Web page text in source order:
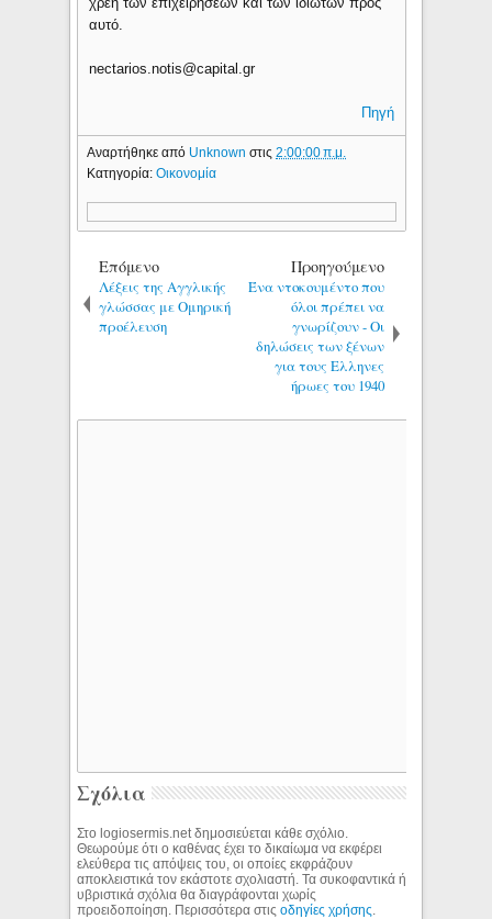
αυτό.
nectarios.notis@capital.gr
Πηγή
Αναρτήθηκε από Unknownστις2:00:00 π.μ.
Κατηγορία:Οικονομία
Επόμενο
Λέξεις της Αγγλικής
γλώσσας με Ομηρική
προέλευση
Προηγούμενο
Ένα ντοκουμέντο που
όλοι πρέπει να
γνωρίζουν - Οι
δηλώσεις των ξένων
για τους Ελληνες
ήρωες του 1940
Σχόλια
Στο logiosermis.net δημοσιεύεται κάθε σχόλιο.
Θεωρούμε ότι ο καθένας έχει το δικαίωμα να εκφέρει
ελεύθερα τις απόψεις του, οι οποίες εκφράζουν
αποκλειστικά τον εκάστοτε σχολιαστή. Τα συκοφαντικά ή
υβριστικά σχόλια θα διαγράφονται χωρίς
προειδοποίηση. Περισσότερα στιςοδηγίες χρήσης